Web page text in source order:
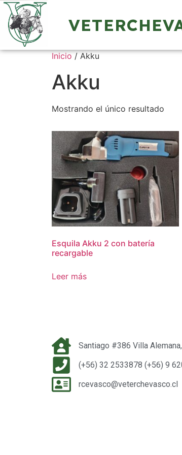
Inicio/ Akku
Akku
Mostrando el único resultado
Esquila Akku 2 con batería
recargable
Leer más
Santiago #386 Villa
(+56) 32 2533878 (+56) 9
rcevasco@veterchevasco.cl